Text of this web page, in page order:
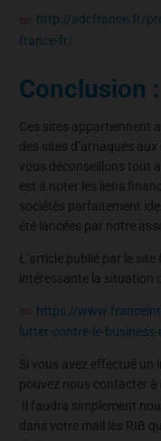
http://adcfrance.fr/
france-fr/
Conclusion :
Ces sites appartiennent
des sites d’arnaques
vous déconseillons tout
est à noter les liens
sociétés parfaitement
été lancées par notre
L’article publié par le
intéressante la situation
https://
lutter-contre-le-
Si vous avez effectué un
pouvez nous contacter à
Il faudra simplement
dans votre mail les RIB